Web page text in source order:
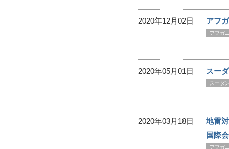
2020年12月02日 アフ
アフガ
2020年05月01日 スー
スーダ
2020年03月18日
地雷
国際
アフガ